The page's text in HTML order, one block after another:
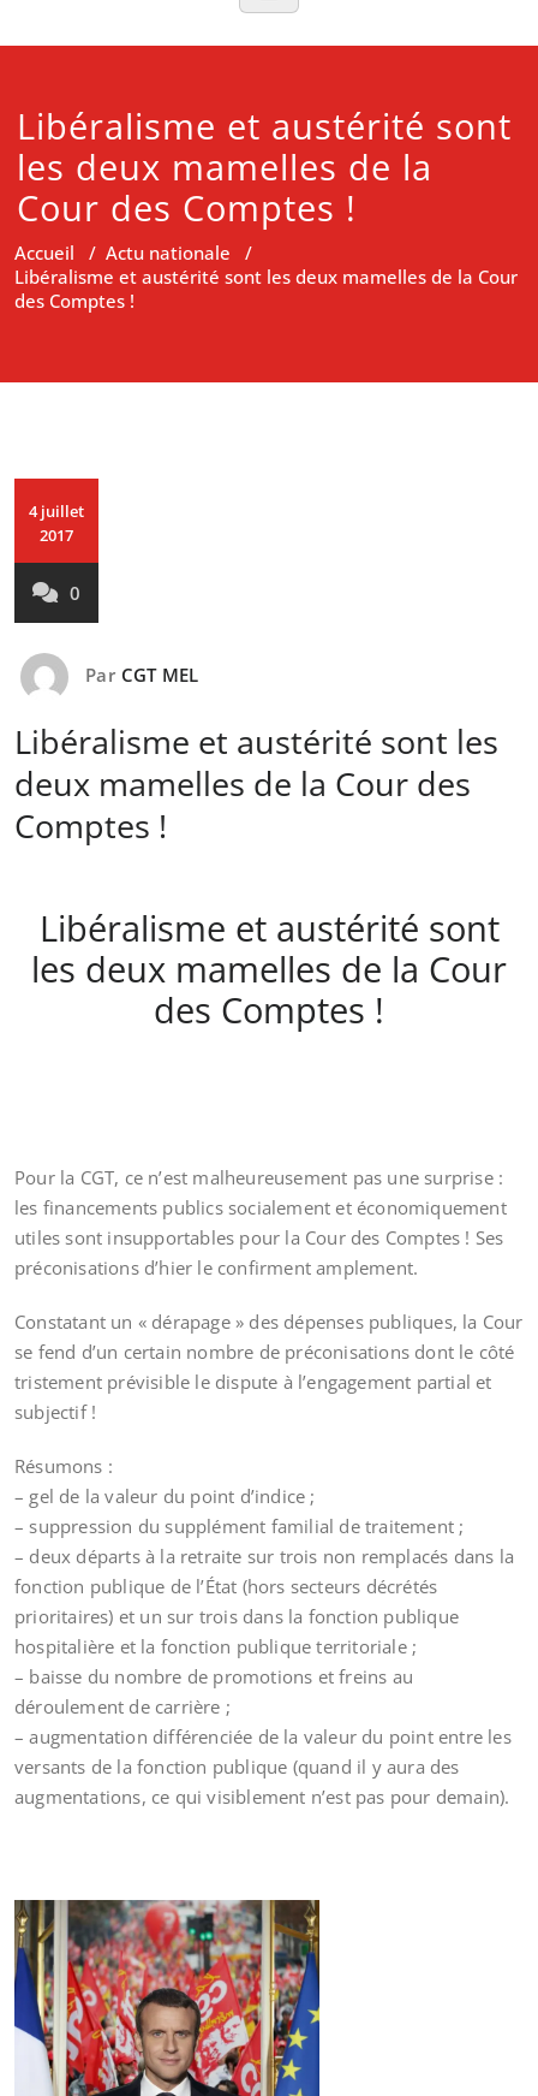
Libéralisme et austérité sont
les deux mamelles de la
Cour des Comptes !
Accueil / Actu nationale /
Libéralisme et austérité sont les deux mamelles de la Cour
des Comptes !
4 juillet
2017
0
Par CGT MEL
Libéralisme et austérité sont les
deux mamelles de la Cour des
Comptes !
Libéralisme et austérité sont
les deux mamelles de la Cour
des Comptes !
Pour la CGT, ce n’est malheureusement pas une surprise :
les financements publics socialement et économiquement
utiles sont insupportables pour la Cour des Comptes ! Ses
préconisations d’hier le confirment amplement.
Constatant un « dérapage » des dépenses publiques, la Cour
se fend d’un certain nombre de préconisations dont le côté
tristement prévisible le dispute à l’engagement partial et
subjectif !
Résumons :
– gel de la valeur du point d’indice ;
– suppression du supplément familial de traitement ;
– deux départs à la retraite sur trois non remplacés dans la
fonction publique de l’État (hors secteurs décrétés
prioritaires) et un sur trois dans la fonction publique
hospitalière et la fonction publique territoriale ;
– baisse du nombre de promotions et freins au
déroulement de carrière ;
– augmentation différenciée de la valeur du point entre les
versants de la fonction publique (quand il y aura des
augmentations, ce qui visiblement n’est pas pour demain).